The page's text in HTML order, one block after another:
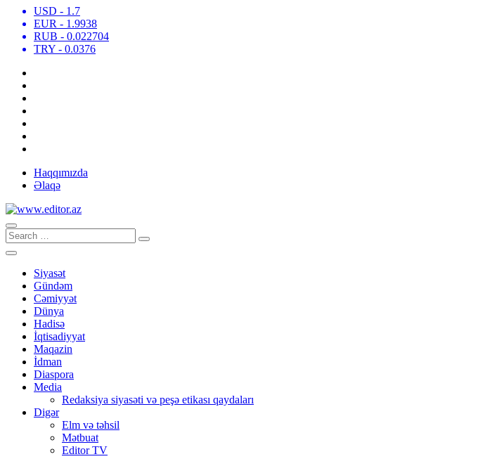
USD - 1.7
EUR - 1.9938
RUB - 0.022704
TRY - 0.0376
Haqqımızda
Əlaqə
Siyasət
Gündəm
Cəmiyyət
Dünya
Hadisə
İqtisadiyyat
Maqazin
İdman
Diaspora
Media
Redaksiya siyasəti və peşə etikası qaydaları
Digər
Elm və təhsil
Mətbuat
Editor TV